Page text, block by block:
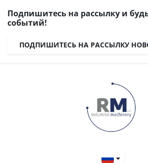
Подпишитесь на рассылку и
событий!
ПОДПИШИТЕСЬ НА РАССЫЛКУ